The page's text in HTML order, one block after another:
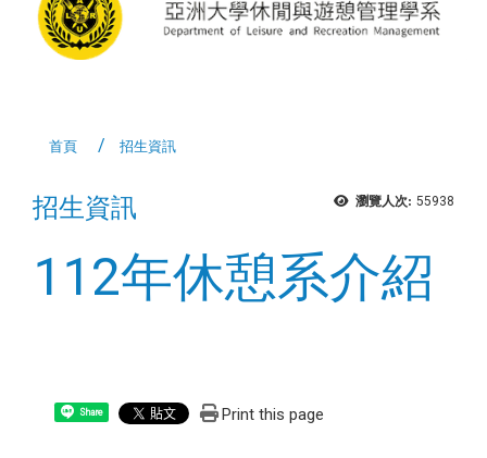
首頁 招生資訊
瀏覽人次: 55938
招生資訊
112年休憩系介紹
Share Print this page